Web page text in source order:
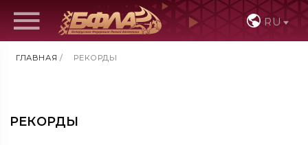
RU
ГЛАВНАЯ / РЕКОРДЫ
РЕКОРДЫ